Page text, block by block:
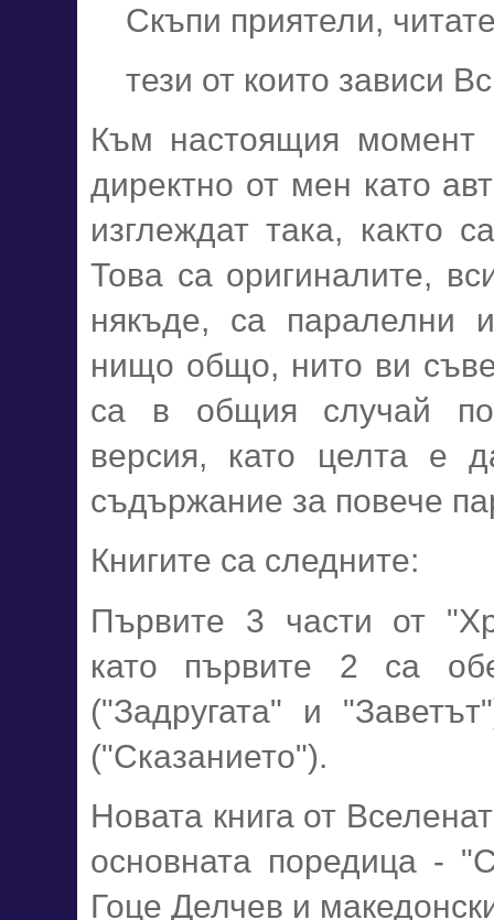
Скъпи приятели,
тези от които зависи
Към настоящия
директно от мен като
изглеждат така, както
Това са оригиналите,
някъде, са паралелни
нищо общо, нито ви
са в общия случай
версия, като целта е
съдържание за повече
Книгите са следните:
Първите 3 части от
като първите 2 са
("Задругата" и
("Сказанието").
Новата книга от
основната поредица -
Гоце Делчев и